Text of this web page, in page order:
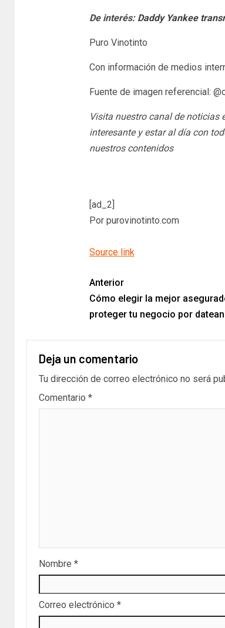
De interés: Daddy Yankee
Puro Vinotinto
Con información de medios
Fuente de imagen referencial:
Visita nuestro canal de noticias
interesante y estar al día con
nuestros contenidos
[ad_2]
Por purovinotinto.com
Source link
Anterior
Cómo elegir la mejor
proteger tu negocio por
Deja un comentario
Tu dirección de correo electrónico no será
Comentario *
Nombre *
Correo electrónico *